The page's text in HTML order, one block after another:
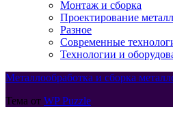
Монтаж и сборка
Проектирование
Разное
Современные
Технологии и
Металлообработка и сборка
Тема от WP Puzzle